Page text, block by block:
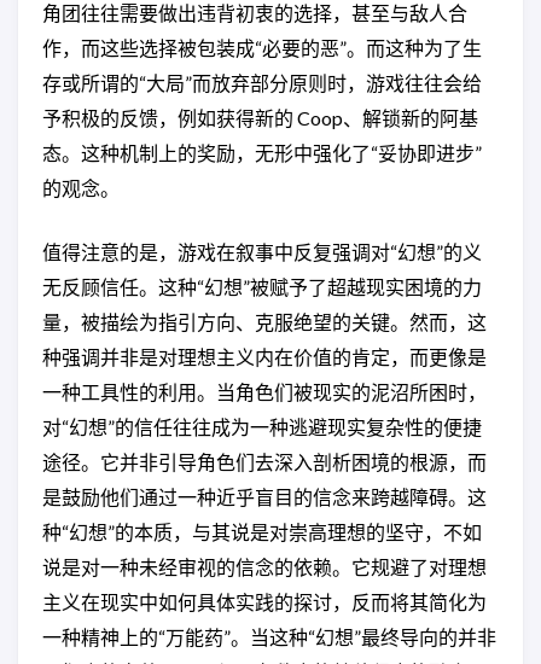
角团往往需要做出违背初衷的选择，甚至与敌人合
作，而这些选择被包装成“必要的恶”。而这种为了生
存或所谓的“大局”而放弃部分原则时，游戏往往会给
予积极的反馈，例如获得新的 Coop、解锁新的阿基
态。这种机制上的奖励，无形中强化了“妥协即进步”
的观念。
值得注意的是，游戏在叙事中反复强调对“幻想”的义
无反顾信任。这种“幻想”被赋予了超越现实困境的力
量，被描绘为指引方向、克服绝望的关键。然而，这
种强调并非是对理想主义内在价值的肯定，而更像是
一种工具性的利用。当角色们被现实的泥沼所困时，
对“幻想”的信任往往成为一种逃避现实复杂性的便捷
途径。它并非引导角色们去深入剖析困境的根源，而
是鼓励他们通过一种近乎盲目的信念来跨越障碍。这
种“幻想”的本质，与其说是对崇高理想的坚守，不如
说是对一种未经审视的信念的依赖。它规避了对理想
主义在现实中如何具体实践的探讨，反而将其简化为
一种精神上的“万能药”。当这种“幻想”最终导向的并非